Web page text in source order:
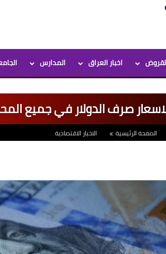
اخبار العراق المدارس
صرف الدولار في جميع
الصفحة الرئيسية الاخبار الاقتصادية